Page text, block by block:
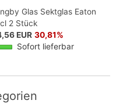
Glas Sektglas Eaton
2 Stück
EUR 30,81%
Sofort lieferbar